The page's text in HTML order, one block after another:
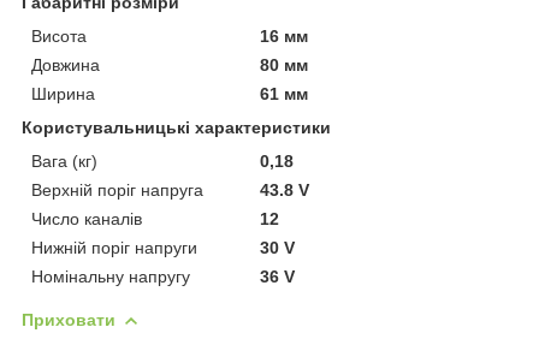
Висота
16 мм
Довжина
80 мм
Ширина
61 мм
Користувальницькі характеристики
Вага (кг)
0,18
Верхній поріг напруга
43.8 V
Число каналів
12
Нижній поріг напруги
30 V
Номінальну напругу
36 V
Приховати